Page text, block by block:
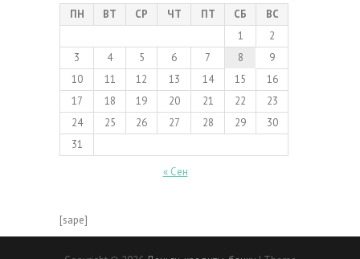
ПН ВТ СР ЧТ ПТ СБ
ВС
1
2
3
4 5 6 7 8
9
10
11 12 13 14 15
16
17
18 19 20 21 22
23
24
25 26 27 28 29
30
31
« Сен
[sape]